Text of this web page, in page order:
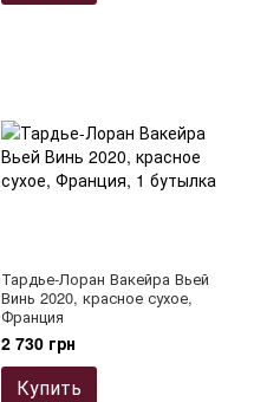
Тардье-Лоран Вакейра Вьей
Винь 2020, красное сухое,
Франция
2 730 грн
Купить